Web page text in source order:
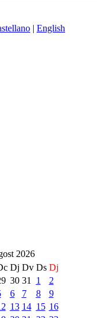
| English
2026
Dj Dv Ds Dj
30 31 1
2
6 7 8
9
13 14 15 16